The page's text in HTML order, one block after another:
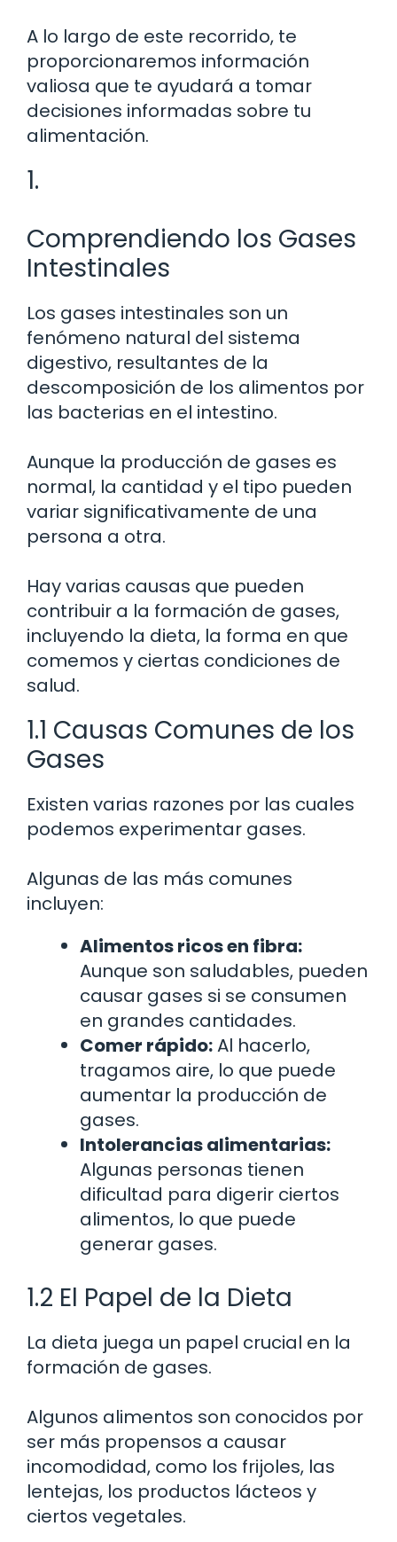
A lo largo de este recorrido, te
proporcionaremos información
valiosa que te ayudará a tomar
decisiones informadas sobre tu
alimentación.
1.
Comprendiendo los Gases
Intestinales
Los gases intestinales son un
fenómeno natural del sistema
digestivo, resultantes de la
descomposición de los alimentos por
las bacterias en el intestino.
Aunque la producción de gases es
normal, la cantidad y el tipo pueden
variar significativamente de una
persona a otra.
Hay varias causas que pueden
contribuir a la formación de gases,
incluyendo la dieta, la forma en que
comemos y ciertas condiciones de
salud.
1.1 Causas Comunes de los
Gases
Existen varias razones por las cuales
podemos experimentar gases.
Algunas de las más comunes
incluyen:
Alimentos ricos en fibra:
Aunque son saludables, pueden
causar gases si se consumen
en grandes cantidades.
Comer rápido:Al hacerlo,
tragamos aire, lo que puede
aumentar la producción de
gases.
Intolerancias alimentarias:
Algunas personas tienen
dificultad para digerir ciertos
alimentos, lo que puede
generar gases.
1.2 El Papel de la Dieta
La dieta juega un papel crucial en la
formación de gases.
Algunos alimentos son conocidos por
ser más propensos a causar
incomodidad, como los frijoles, las
lentejas, los productos lácteos y
ciertos vegetales.